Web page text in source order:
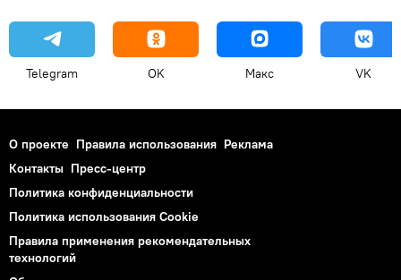
Telegram OK Макс VK
О проекте Правила использования Реклама
Контакты Пресс-центр
Политика конфиденциальности
Политика использования Cookie
Правила применения рекомендательных
технологий